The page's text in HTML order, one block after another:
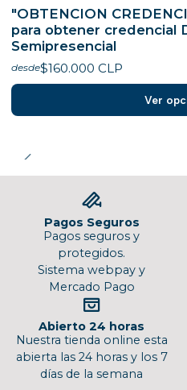
"OBTENCION
para obtener credencial
Semipresencial
desde$160.000 CLP
Ver
Pagos Seguros
Pagos seguros y
protegidos.
Sistema webpay y
Mercado Pago
Abierto 24 horas
Nuestra tienda online esta
abierta las 24 horas y los 7
días de la semana